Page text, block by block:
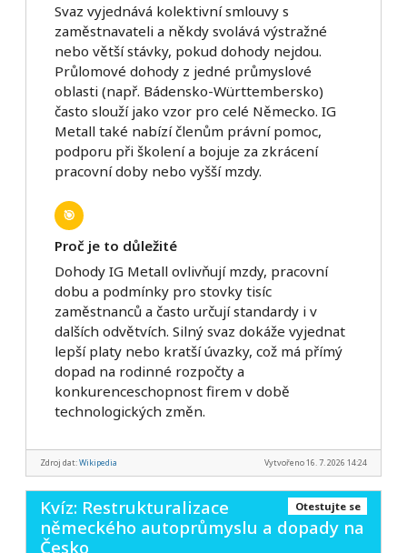
Svaz vyjednává kolektivní smlouvy s
zaměstnavateli a někdy svolává výstražné
nebo větší stávky, pokud dohody nejdou.
Průlomové dohody z jedné průmyslové
oblasti (např. Bádensko-Württembersko)
často slouží jako vzor pro celé Německo. IG
Metall také nabízí členům právní pomoc,
podporu při školení a bojuje za zkrácení
pracovní doby nebo vyšší mzdy.
🎯
Proč je to důležité
Dohody IG Metall ovlivňují mzdy, pracovní
dobu a podmínky pro stovky tisíc
zaměstnanců a často určují standardy i v
dalších odvětvích. Silný svaz dokáže vyjednat
lepší platy nebo kratší úvazky, což má přímý
dopad na rodinné rozpočty a
konkurenceschopnost firem v době
technologických změn.
Vytvořeno 16. 7. 2026 14:24
Zdroj dat:Wikipedia
Otestujte se
Kvíz: Restrukturalizace
německého autoprůmyslu a dopady na
Česko